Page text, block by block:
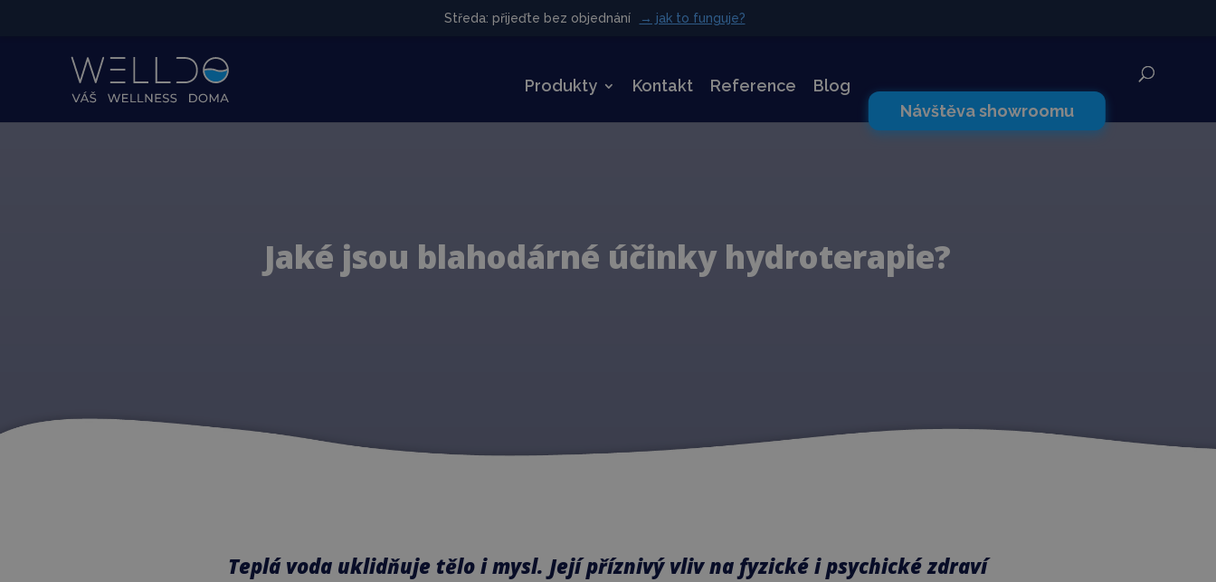
Produkty Kontakt Reference
Blog
Návštěva showroomu
Jaké jsou blahodárné účinky hydroterapie?
Teplá voda uklidňuje tělo i mysl. Její příznivý vliv na fyzické i psychické zdraví
Středa: přijeďte bez objednání → jak to funguje?
Středa: přijeďte bez objednání → jak to funguje?